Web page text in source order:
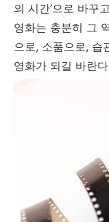
의 시간’으로 바꾸
영화는 충분히 그
으로, 소품으로, 습
영화가 되길 바란